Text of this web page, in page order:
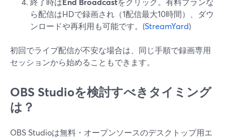
ら配信はHDで録画され（1配信最大10時間）、ダウ
ンロードや再利用も可能です。(StreamYard)
初回でライブ配信が不安な場合は、同じ手順で録画専用
セッションから始めることもできます。
OBS Studioを検討すべきタイミング
は？
OBS Studioは無料・オープンソースのデスクトップ用エ